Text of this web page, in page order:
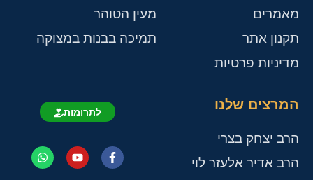
מאמרים
תקנון אתר
מדיניות פרטיות
מעין הטוהר
תמיכה בבנות במצוקה
המרצים שלנו
הרב יצחק בצרי
הרב אדיר אלעזר לוי
לתרומות